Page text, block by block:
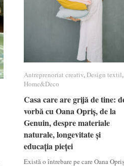
Antreprenoriat creativ,Design textil,
Home&Deco
Casa care are grijă de tine:
vorbă cu Oana Opriș, de la
Genuin, despre materiale
naturale, longevitate și
educația pieței
Există o întrebare pe care Oana
Antreprenoriat creativ Design textil
Home&Deco
Casa care are grijă de tine:
vorbă cu Oana Opriș, de la
Genuin, despre materiale
naturale, longevitate și
educația pieței